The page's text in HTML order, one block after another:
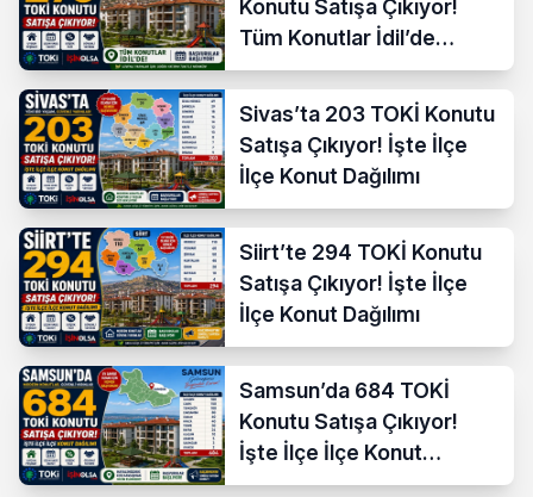
Konutu Satışa Çıkıyor!
Tüm Konutlar İdil’de
Başvuruya Açılıyor
Sivas’ta 203 TOKİ Konutu
Satışa Çıkıyor! İşte İlçe
İlçe Konut Dağılımı
Siirt’te 294 TOKİ Konutu
Satışa Çıkıyor! İşte İlçe
İlçe Konut Dağılımı
Samsun’da 684 TOKİ
Konutu Satışa Çıkıyor!
İşte İlçe İlçe Konut
Dağılımı